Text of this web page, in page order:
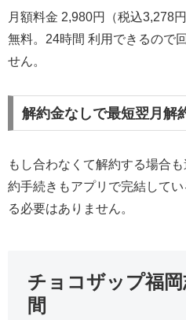
月額料金 2,980円（税込3,278
無料。24時間 利用できるので
せん。
解約金なしで最短翌月解
もし合わなくて解約する場合
約手続きもアプリで完結して
る必要はありません。
チョコザップ福
間